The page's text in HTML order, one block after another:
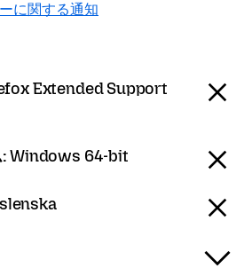
に関する通知
Extended Support
:Windows 64-bit